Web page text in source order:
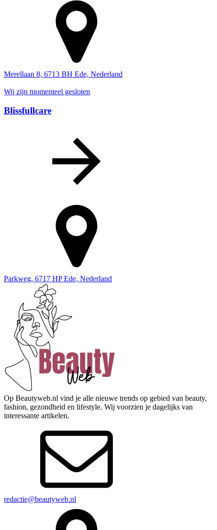
Merellaan 8, 6713 BH Ede, Nederland
Wij zijn momenteel gesloten
Blissfullcare
Parkweg, 6717 HP Ede, Nederland
Op Beautyweb.nl vind je alle nieuwe trends op gebied van beauty,
fashion, gezondheid en lifestyle. Wij voorzien je dagelijks van
interessante artikelen.
redactie@beautyweb.nl